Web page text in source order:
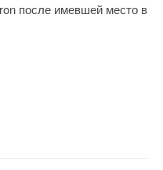
после имевшей место в